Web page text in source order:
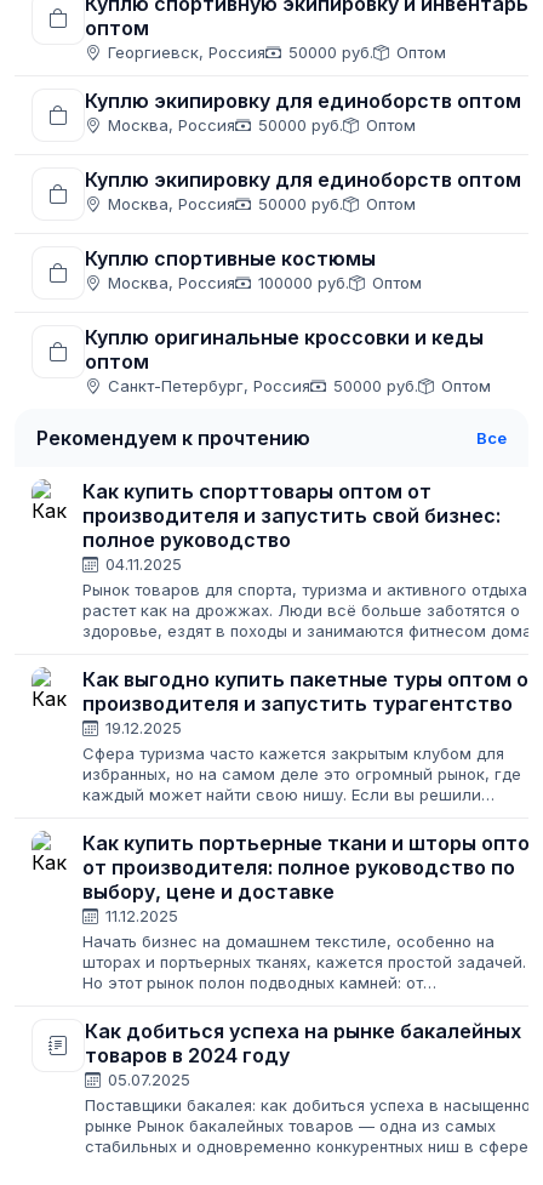
оптом
Георгиевск, Россия 50000 руб. Оптом
Куплю экипировку для единоборств оптом
Москва, Россия 50000 руб. Оптом
Куплю экипировку для единоборств оптом
Москва, Россия 50000 руб. Оптом
Куплю спортивные костюмы
Москва, Россия 100000 руб. Оптом
Куплю оригинальные кроссовки и кеды
оптом
Санкт-Петербург, Россия 50000 руб. Оптом
Рекомендуем к прочтению Все
Как купить спорттовары оптом от
производителя и запустить свой бизнес:
полное руководство
04.11.2025
Рынок товаров для спорта, туризма и активного отдыха
растет как на дрожжах. Люди всё больше заботятся о
здоровье, ездят в походы и занимаются фитнесом дома.
войти в эту нишу, где...
Как выгодно купить пакетные туры оптом от
производителя и запустить турагентство
19.12.2025
Сфера туризма часто кажется закрытым клубом для
избранных, но на самом деле это огромный рынок, где
каждый может найти свою нишу. Если вы решили
базовую механику: как купить туры оптом...
Как купить портьерные ткани и шторы
от производителя: полное руководство по
выбору, цене и доставке
11.12.2025
Начать бизнес на домашнем текстиле, особенно на
шторах и портьерных тканях, кажется простой задачей.
Но этот рынок полон подводных камней: от
контроля качества. Если вы ищете, где выгодно...
Как добиться успеха на рынке бакалейных
товаров в 2024 году
05.07.2025
Поставщики бакалея: как добиться успеха в насыщенном
рынке Рынок бакалейных товаров — одна из самых
стабильных и одновременно конкурентных ниш в сфере